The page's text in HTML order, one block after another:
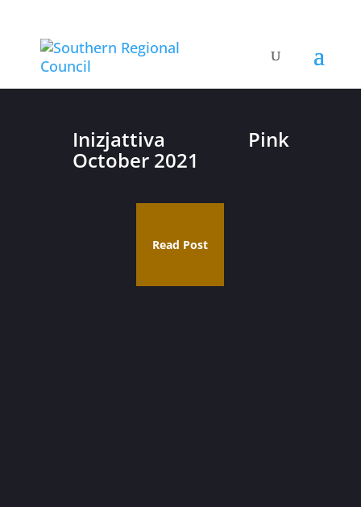
Inizjattiva Pink
October 2021
Read Post